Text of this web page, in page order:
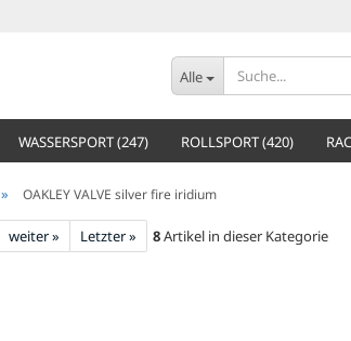
Alle
WASSERSPORT (247) ROLLSPORT (420)
» OAKLEY VALVE silver fire iridium
weiter » Letzter » 8Artikel in dieser Kategorie